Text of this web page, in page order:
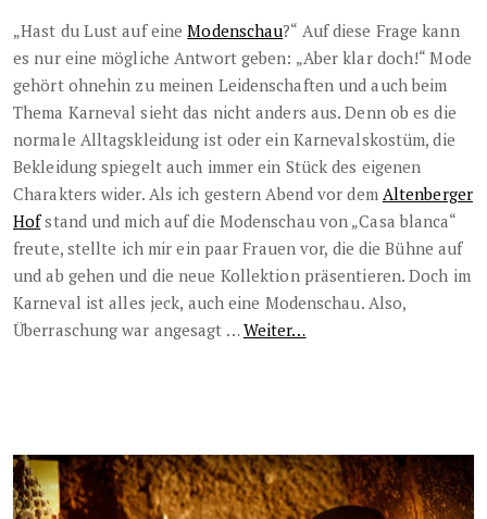
„Hast du Lust auf eineModenschau?“ Auf diese Frage kann
es nur eine mögliche Antwort geben: „Aber klar doch!“ Mode
gehört ohnehin zu meinen Leidenschaften und auch beim
Thema Karneval sieht das nicht anders aus. Denn ob es die
normale Alltagskleidung ist oder ein Karnevalskostüm, die
Bekleidung spiegelt auch immer ein Stück des eigenen
Charakters wider. Als ich gestern Abend vor dem Altenberger
Hofstand und mich auf die Modenschau von „Casa blanca“
freute, stellte ich mir ein paar Frauen vor, die die Bühne auf
und ab gehen und die neue Kollektion präsentieren. Doch im
Karneval ist alles jeck, auch eine Modenschau. Also,
Überraschung war angesagt …Weiter…